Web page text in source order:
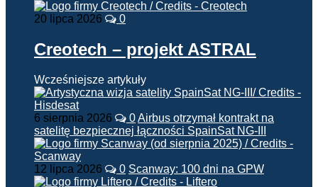
20 lipca 2026 0
Creotech – projekt ASTRAL
Wcześniejsze artykuły
6 sierpnia 2026 0Airbus otrzymał kontrakt na
satelitę bezpiecznej łączności SpainSat NG-III
12 lipca 2026 0 Scanway: 100 dni na GPW